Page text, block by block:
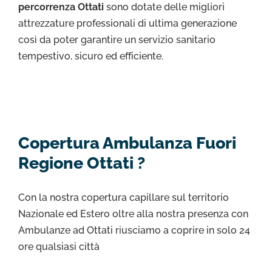
percorrenza Ottati sono dotate delle migliori
attrezzature professionali di ultima generazione
così da poter garantire un servizio sanitario
tempestivo, sicuro ed efficiente.
Copertura Ambulanza Fuori
Regione Ottati ?
Con la nostra copertura capillare sul territorio
Nazionale ed Estero oltre alla nostra presenza con
Ambulanze ad Ottati riusciamo a coprire in solo 24
ore qualsiasi città